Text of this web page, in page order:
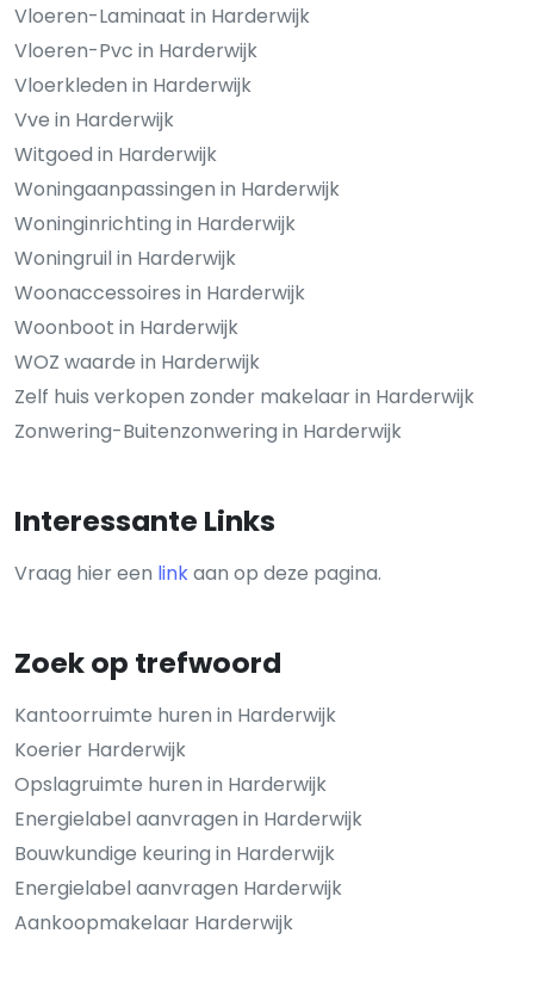
Vloeren-Laminaat in Harderwijk
Vloeren-Pvc in Harderwijk
Vloerkleden in Harderwijk
Vve in Harderwijk
Witgoed in Harderwijk
Woningaanpassingen in Harderwijk
Woninginrichting in Harderwijk
Woningruil in Harderwijk
Woonaccessoires in Harderwijk
Woonboot in Harderwijk
WOZ waarde in Harderwijk
Zelf huis verkopen zonder makelaar in Harderwijk
Zonwering-Buitenzonwering in Harderwijk
Interessante Links
Vraag hier een linkaan op deze pagina.
Zoek op trefwoord
Kantoorruimte huren in Harderwijk
Koerier Harderwijk
Opslagruimte huren in Harderwijk
Energielabel aanvragen in Harderwijk
Bouwkundige keuring in Harderwijk
Energielabel aanvragen Harderwijk
Aankoopmakelaar Harderwijk